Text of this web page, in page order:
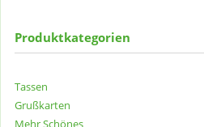
Produktkategorien
Tassen
Grußkarten
Mehr Schönes